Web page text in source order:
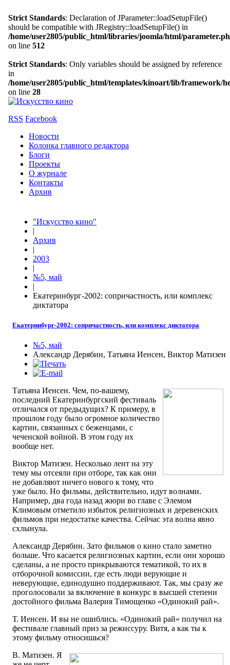
Strict Standards: Declaration of JParameter::loadSetupFile()
should be compatible with JRegistry::loadSetupFile() in
/home/user2805/public_html/libraries/joomla/html/
on line 512
Strict Standards: Only variables should be assigned by reference
in
/home/user2805/public_html/templates/kinoart/lib/framework/
on line 28
RSS Facebook
Новости
Колонка главного редактора
Блоги
Проекты
О журнале
Контакты
Архив
"Искусство кино"
|
Архив
|
2003
|
№5, май
|
Екатеринбург-2002: сопричастность, или комплекс
диктатора
Екатеринбург-2002: сопричастность, или комплекс диктатора
№5, май
Александр Дерябин, Татьяна Иенсен, Виктор Матизен
Татьяна Иенсен. Чем, по-вашему,
последний Екатеринбургский фестиваль
отличался от предыдущих? К примеру, в
прошлом году было огромное количество
картин, связанных с беженцами, с
чеченской войной. В этом году их
вообще нет.
Виктор Матизен. Несколько лент на эту
тему мы отсеяли при отборе, так как они
не добавляют ничего нового к тому, что
уже было. Но фильмы, действительно, идут волнами.
Например, два года назад жюри во главе с Элемом
Климовым отметило избыток религиозных и деревенских
фильмов при недостатке качества. Сейчас эта волна явно
схлынула.
Александр Дерябин. Зато фильмов о кино стало заметно
больше. Что касается религиозных картин, если они хорошо
сделаны, а не просто прикрываются тематикой, то их в
отборочной комиссии, где есть люди верующие и
неверующие, единодушно поддерживают. Так, мы сразу же
проголосовали за включение в конкурс в высшей степени
достойного фильма Валерия Тимощенко «Одинокий рай».
Т. Иенсен. И вы не ошиблись. «Одинокий рай» получил на
фестивале главный приз за режиссуру. Витя, а как ты к
этому фильму относишься?
В. Матизен. Я